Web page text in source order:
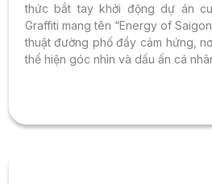
thức bắt tay khởi động dự án
Graffiti mang tên “Energy of
thuật đường phố đầy cảm hứng,
thể hiện góc nhìn và dấu ấn cá